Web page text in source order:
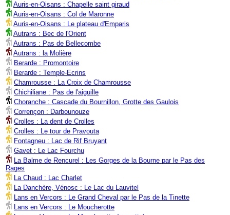
Auris-en-Oisans : Chapelle saint giraud
Auris-en-Oisans : Col de Maronne
Auris-en-Oisans : Le plateau d'Emparis
Autrans : Bec de l'Orient
Autrans : Pas de Bellecombe
Autrans : la Molière
Berarde : Promontoire
Berarde : Temple-Ecrins
Chamrousse : La Croix de Chamrousse
Chichiliane : Pas de l'aiguille
Choranche : Cascade du Bournillon, Grotte des Gaulois
Corrençon : Darbounouze
Crolles : La dent de Crolles
Crolles : Le tour de Pravouta
Fontagneu : Lac de Rif Bruyant
Gavet : Le Lac Fourchu
La Balme de Rencurel : Les Gorges de la Bourne par le Pas des
Rages
La Chaud : Lac Charlet
La Danchère, Vénosc : Le Lac du Lauvitel
Lans en Vercors : Le Grand Cheval par le Pas de la Tinette
Lans en Vercors : Le Moucherotte